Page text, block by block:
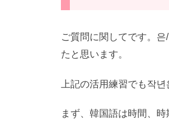
ご質問に関してです。
たと思います。
上記の活用練習でも작
まず、韓国語は時間、